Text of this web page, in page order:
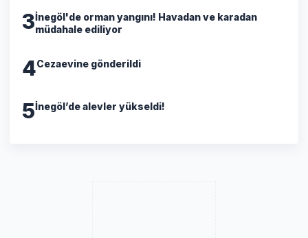
3İnegöl'de orman yangını! Havadan ve karadan
müdahale ediliyor
4Cezaevine gönderildi
5İnegöl’de alevler yükseldi!